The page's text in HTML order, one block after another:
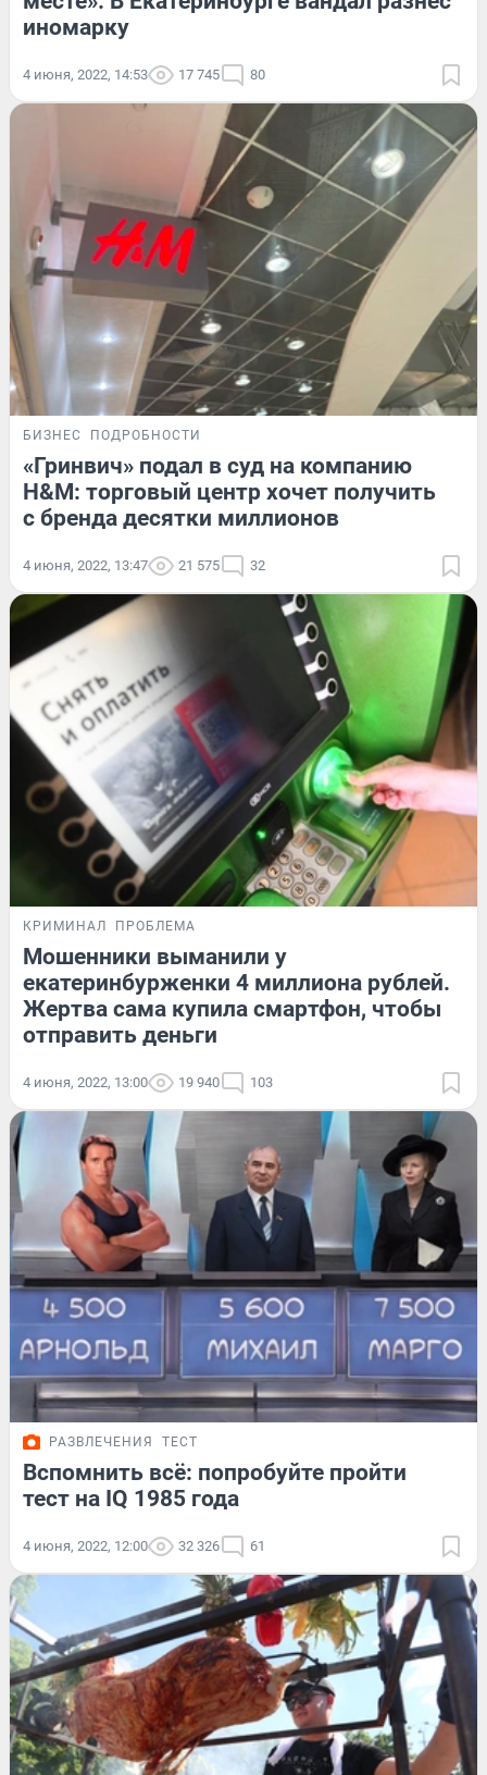
иномарку
4 июня, 2022, 14:53 17 745 80
БИЗНЕС ПОДРОБНОСТИ
«Гринвич» подал в суд на компанию
H&M: торговый центр хочет получить
с бренда десятки миллионов
4 июня, 2022, 13:47 21 575 32
КРИМИНАЛ ПРОБЛЕМА
Мошенники выманили у
екатеринбурженки 4 миллиона рублей.
Жертва сама купила смартфон, чтобы
отправить деньги
4 июня, 2022, 13:00 19 940 103
РАЗВЛЕЧЕНИЯ ТЕСТ
Вспомнить всё: попробуйте пройти
тест на IQ 1985 года
4 июня, 2022, 12:00 32 326 61